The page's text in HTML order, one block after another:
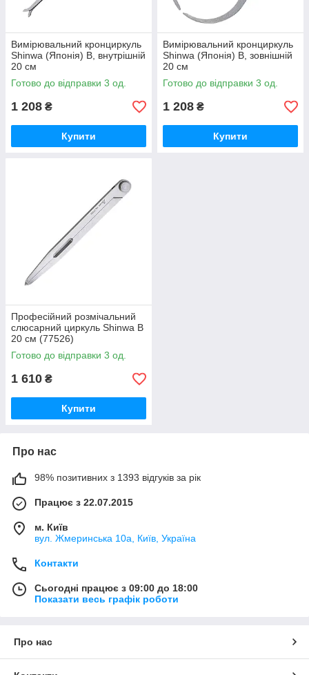
Вимірювальний кронциркуль
Shinwa (Японія) B, внутрішній
20 см
Готово до відправки 3 од.
1 208 ₴
Купити
Вимірювальний кронциркуль
Shinwa (Японія) B, зовнішній
20 см
Готово до відправки 3 од.
1 208 ₴
Купити
Професійний розмічальний
слюсарний циркуль Shinwa B
20 см (77526)
Готово до відправки 3 од.
1 610 ₴
Купити
Про нас
98% позитивних з 1393 відгуків за рік
Працює з 22.07.2015
м. Київ
вул. Жмеринська 10а, Київ, Україна
Контакти
Сьогодні працює з 09:00 до 18:00
Показати весь графік роботи
Про нас